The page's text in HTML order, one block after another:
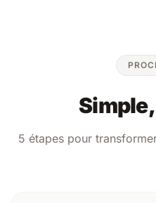
Simple,
5 étapes pour